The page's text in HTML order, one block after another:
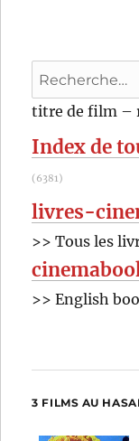
Recherche
pour
titre de film –
Index de
(6381)
livres-
>> Tous les
>> English
3 FILMS AU